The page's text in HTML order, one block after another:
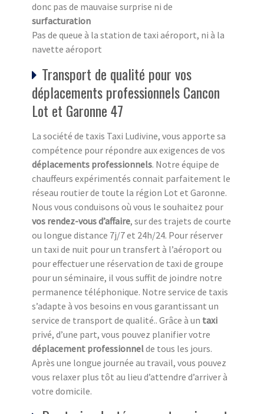
donc pas de mauvaise surprise ni de
surfacturation
Pas de queue à la station de taxi aéroport, ni à la
navette aéroport
Transport de qualité pour vos
déplacements professionnels Cancon
Lot et Garonne 47
La société de taxis Taxi Ludivine, vous apporte sa
compétence pour répondre aux exigences de vos
déplacements professionnels. Notre équipe de
chauffeurs expérimentés connait parfaitement le
réseau routier de toute la région Lot et Garonne.
Nous vous conduisons où vous le souhaitez pour
vos rendez-vous d’affaire, sur des trajets de courte
ou longue distance 7j/7 et 24h/24. Pour réserver
un taxi de nuit pour un transfert à l’aéroport ou
pour effectuer une réservation de taxi de groupe
pour un séminaire, il vous suffit de joindre notre
permanence téléphonique. Notre service de taxis
s’adapte à vos besoins en vous garantissant un
service de transport de qualité.. Grâce à un taxi
privé, d’une part, vous pouvez planifier votre
déplacement professionnelde tous les jours.
Après une longue journée au travail, vous pouvez
vous relaxer plus tôt au lieu d’attendre d’arriver à
votre domicile.